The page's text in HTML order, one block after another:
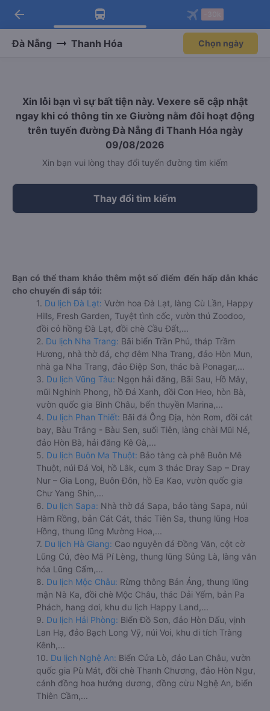
Tải app Vexere ngay!
Nhận ưu đãi thành viên độc
Mở app
Tải app Vexere
-30k/ghế khi đặt vé máy bay qua
Mở app
arrow_back
Đà Nẵng Thanh Hóa Chọn ngày
Xin lỗi bạn vì sự bất tiện này. Vexere sẽ cập nhật
ngay khi có thông tin xe Giường nằm đôi hoạt động
trên tuyến đường Đà Nẵng đi Thanh Hóa ngày
09/08/2026
Xin bạn vui lòng thay đổi tuyến đường tìm kiếm
Thay đổi tìm kiếm
Bạn có thể tham khảo thêm một số điểm đến hấp dẫn khác
cho chuyến đi sắp tới:
1. Du lịch Đà Lạt: Vườn hoa Đà Lạt, làng Cù Lần, Happy
Hills, Fresh Garden, Tuyệt tình cốc, vườn thú Zoodoo,
đồi cỏ hồng Đà Lạt, đồi chè Cầu Đất,...
2. Du lịch Nha Trang: Bãi biển Trần Phú, tháp Trầm
Hương, nhà thờ đá, chợ đêm Nha Trang, đảo Hòn Mun,
nhà ga Nha Trang, đảo Điệp Sơn, thác bà Ponagar,...
3. Du lịch Vũng Tàu: Ngọn hải đăng, Bãi Sau, Hồ Mây,
mũi Nghinh Phong, hồ Đá Xanh, đồi Con Heo, hòn Bà,
vườn quốc gia Bình Châu, bến thuyền Marina,...
4. Du lịch Phan Thiết: Bãi đá Ông Địa, hòn Rơm, đồi cát
bay, Bàu Trắng - Bàu Sen, suối Tiên, làng chài Mũi Né,
đảo Hòn Bà, hải đăng Kê Gà,...
5. Du lịch Buôn Ma Thuột: Bảo tàng cà phê Buôn Mê
Thuột, núi Đá Voi, hồ Lắk, cụm 3 thác Dray Sap – Dray
Nur – Gia Long, Buôn Đôn, hồ Ea Kao, vườn quốc gia
Chư Yang Shin,...
6. Du lịch Sapa: Nhà thờ đá Sapa, bảo tàng Sapa, núi
Hàm Rồng, bản Cát Cát, thác Tiên Sa, thung lũng Hoa
Hồng, thung lũng Mường Hoa,...
7. Du lịch Hà Giang: Cao nguyên đá Đồng Văn, cột cờ
Lũng Cú, đèo Mã Pí Lèng, thung lũng Sủng Là, làng văn
hóa Lũng Cẩm,...
8. Du lịch Mộc Châu: Rừng thông Bản Áng, thung lũng
mận Nà Ka, đồi chè Mộc Châu, thác Dải Yếm, bản Pa
Phách, hang dơi, khu du lịch Happy Land,...
9. Du lịch Hải Phòng: Biển Đồ Sơn, đảo Hòn Dấu, vịnh
Lan Hạ, đảo Bạch Long Vỹ, núi Voi, khu di tích Tràng
Kênh,...
10. Du lịch Nghệ An: Biển Cửa Lò, đảo Lan Châu, vườn
quốc gia Pù Mát, đồi chè Thanh Chương, đảo Hòn Ngư,
cánh đồng hoa hướng dương, đồng cừu Nghệ An, biển
Thiên Cầm,...